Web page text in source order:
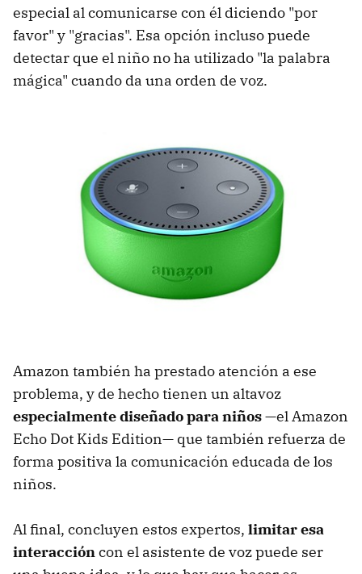
especial al comunicarse con él diciendo "por
favor" y "gracias". Esa opción incluso puede
detectar que el niño no ha utilizado "la palabra
mágica" cuando da una orden de voz.
Amazon también ha prestado atención a ese
problema, y de hecho tienen un altavoz
especialmente diseñado para niños—el Amazon
Echo Dot Kids Edition— que también refuerza de
forma positiva la comunicación educada de los
niños.
Al final, concluyen estos expertos, limitar esa
interaccióncon el asistente de voz puede ser